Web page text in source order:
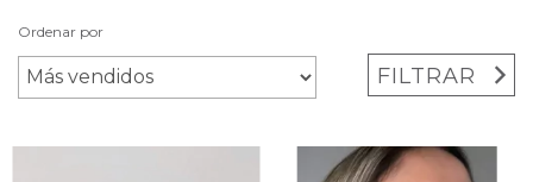
Ordenar por
FILTRAR